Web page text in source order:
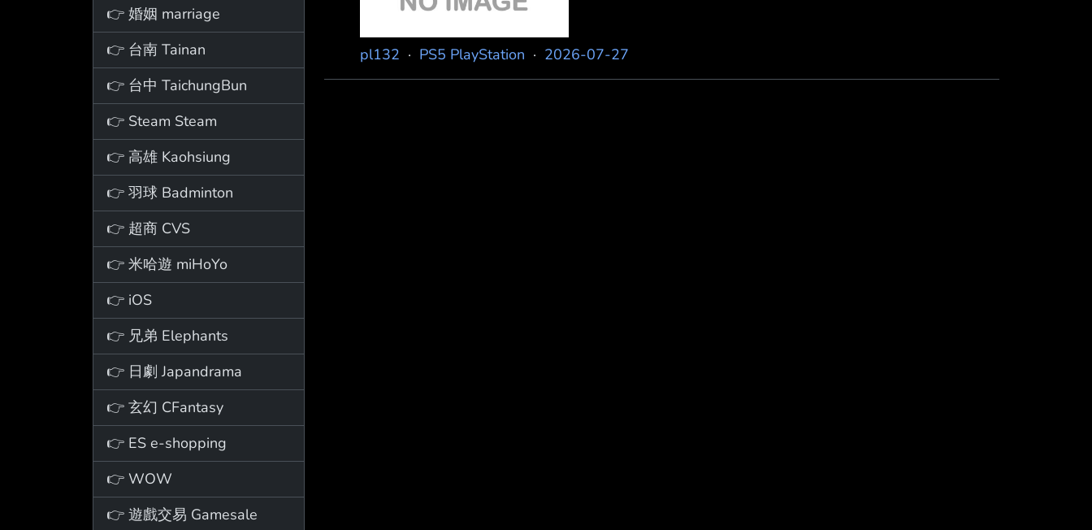
👉 婚姻 marriage
👉 台南 Tainan
👉 台中 TaichungBun
👉 Steam Steam
👉 高雄 Kaohsiung
👉 羽球 Badminton
👉 超商 CVS
👉 米哈遊 miHoYo
👉 iOS
👉 兄弟 Elephants
👉 日劇 Japandrama
👉 玄幻 CFantasy
👉 ES e-shopping
👉 WOW
👉 遊戲交易 Gamesale
pl132 · PS5 PlayStation · 2026-07-27